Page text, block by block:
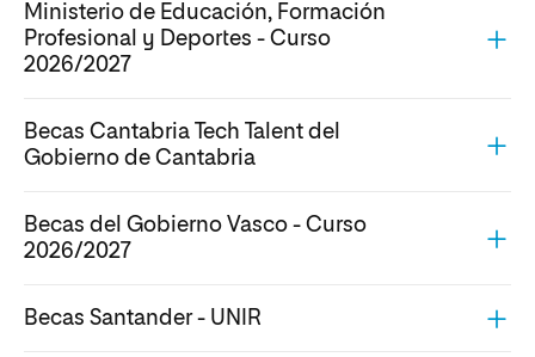
Ministerio de Educación, Formación
Profesional y Deportes - Curso
2026/2027
Becas Cantabria Tech Talent del
Gobierno de Cantabria
Becas del Gobierno Vasco - Curso
2026/2027
Becas Santander - UNIR